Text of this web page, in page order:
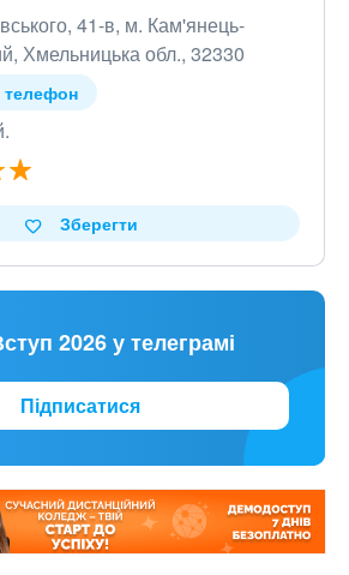
41-в, м. Кам'янець-
Хмельницька обл., 32330
телефон
Зберегти
2026 у телеграмі
Підписатися